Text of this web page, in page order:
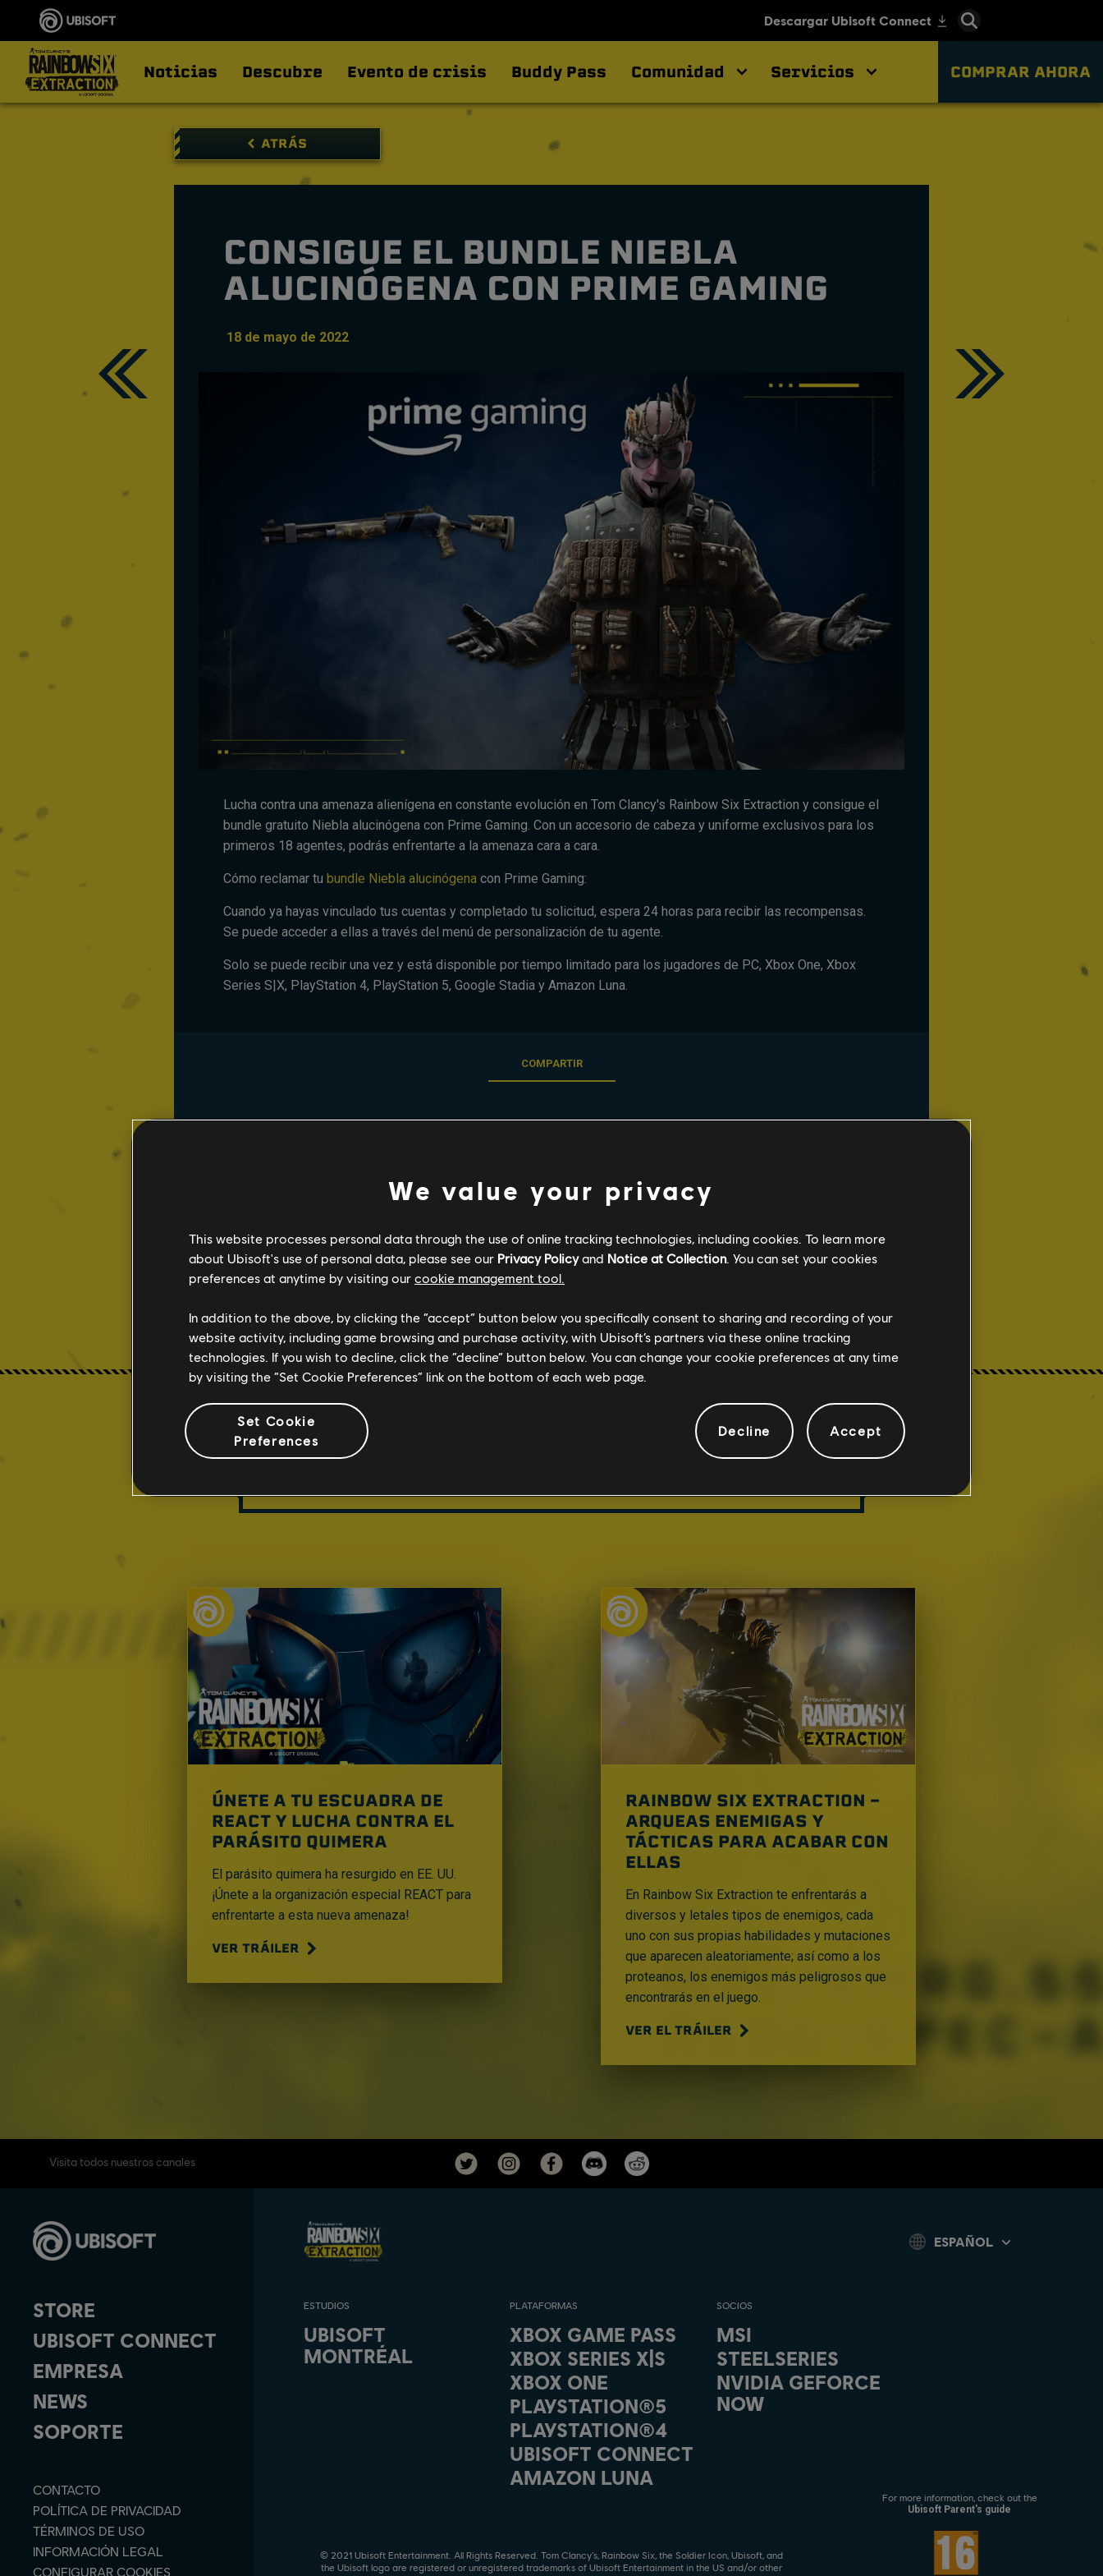
Noticias Descubre Evento de crisis Buddy Pass Comunidad Servicios COMPRAR AHORA
ATRÁS
18 de mayo de 2022
CONSIGUE EL BUNDLE NIEBLA
ALUCINÓGENA CON PRIME GAMING
Lucha contra una amenaza alienígena en constante evolución en Tom Clancy's Rainbow Six Extraction y consigue el
bundle gratuito Niebla alucinógena con Prime Gaming. Con un accesorio de cabeza y uniforme exclusivos para los
primeros 18 agentes, podrás enfrentarte a la amenaza cara a cara.
Cómo reclamar tu bundle Niebla alucinógena con Prime Gaming:
Cuando ya hayas vinculado tus cuentas y completado tu solicitud, espera 24 horas para recibir las recompensas.
Se puede acceder a ellas a través del menú de personalización de tu agente.
Solo se puede recibir una vez y está disponible por tiempo limitado para los jugadores de PC, Xbox One, Xbox
Series S|X, PlayStation 4, PlayStation 5, Google Stadia y Amazon Luna.
COMPARTIR
CONTENIDO RECOMENDADO
ÚNETE A TU ESCUADRA DE
REACT Y LUCHA CONTRA EL
PARÁSITO QUIMERA
El parásito quimera ha resurgido en EE. UU.
¡Únete a la organización especial REACT para
enfrentarte a esta nueva amenaza!
VER TRÁILER
RAINBOW SIX EXTRACTION -
ARQUEAS ENEMIGAS Y
TÁCTICAS PARA ACABAR CON
ELLAS
En Rainbow Six Extraction te enfrentarás a
diversos y letales tipos de enemigos, cada
uno con sus propias habilidades y mutaciones
que aparecen aleatoriamente; así como a los
proteanos, los enemigos más peligrosos que
encontrarás en el juego.
VER EL TRÁILER
Visita todos nuestros canales
STORE
UBISOFT CONNECT
EMPRESA
NEWS
SOPORTE
CONTACTO
POLÍTICA DE PRIVACIDAD
TÉRMINOS DE USO
INFORMACIÓN LEGAL
CONFIGURAR COOKIES
ESTUDIOS
UBISOFT
MONTRÉAL
PLATAFORMAS
XBOX GAME PASS
XBOX SERIES X|S
XBOX ONE
PLAYSTATION®5
PLAYSTATION®4
UBISOFT CONNECT
AMAZON LUNA
SOCIOS
MSI
STEELSERIES
NVIDIA GEFORCE
NOW
© 2021 Ubisoft Entertainment. All Rights Reserved. Tom Clancy’s, Rainbow Six, the Soldier Icon, Ubisoft, and
the Ubisoft logo are registered or unregistered trademarks of Ubisoft Entertainment in the US and/or other
For more information, check out the
Ubisoft Parent's guide
ESPAÑOL
We value your privacy
This website processes personal data through the use of online tracking technologies, including cookies. To learn more
about Ubisoft's use of personal data, please see our Privacy Policyand Notice at Collection. You can set your cookies
preferences at anytime by visiting our cookie management tool.
In addition to the above, by clicking the “accept” button below you specifically consent to sharing and recording of your
website activity, including game browsing and purchase activity, with Ubisoft’s partners via these online tracking
technologies. If you wish to decline, click the “decline” button below. You can change your cookie preferences at any time
by visiting the “Set Cookie Preferences” link on the bottom of each web page.
Set Cookie
Preferences
Decline Accept